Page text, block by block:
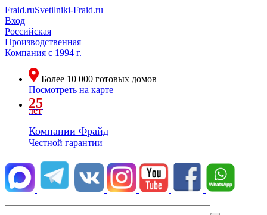
Fraid.ruSvetilniki-Fraid.ru
Вход
Российская
Производственная
Компания с 1994 г.
Более 10 000 готовых домов
Посмотреть на карте
25
лет
Компании Фрайд
Честной гарантии